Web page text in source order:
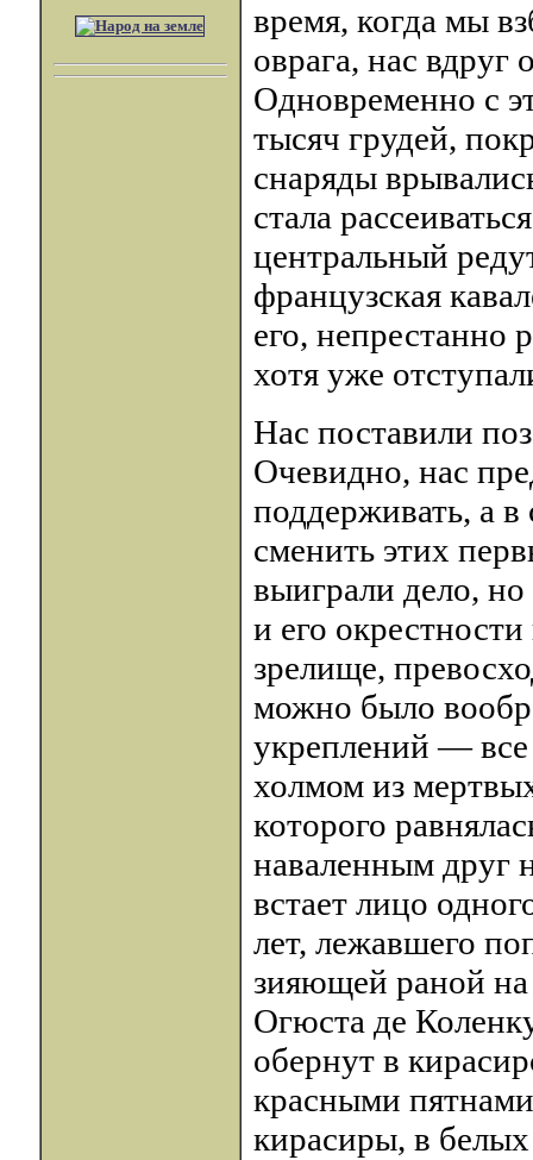
время, когда мы
оврага, нас вдруг
Одновременно с
тысяч грудей,
снаряды
стала
центральный
французская
его, непрестанно
хотя уже
Нас поставили
Очевидно, нас
поддерживать, а
сменить этих
выиграли дело,
и его
зрелище,
можно было
укреплений — все
холмом из
которого
наваленным друг
встает лицо
лет, лежавшего
зияющей раной на
Огюста де
обернут в
красными
кирасиры, в